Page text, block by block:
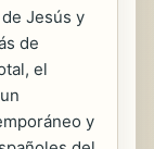
Jesús y
de
el
y